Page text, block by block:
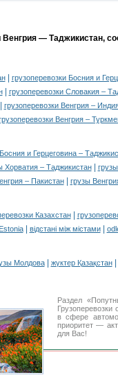
Венгрия — Таджикистан,
|
грузоперевозки Босния и
|
грузоперевозки Словакия –
грузоперевозки Венгрия –
Венгрия –
и Герцеговина –
Хорватия – Таджикистан|
– Пакистан| грузы
Казахстан|
| відстані між містами|
Молдова| жүктер Қазақстан|
Раздел
в сфере
приоритет —
для Вас!